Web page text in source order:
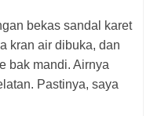
bekas sandal karet
kran air dibuka, dan
bak mandi. Airnya
Pastinya, saya